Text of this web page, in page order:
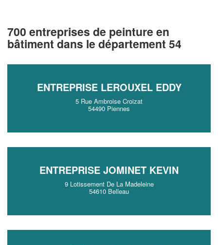
700 entreprises de peinture en
bâtiment dans le département 54
ENTREPRISE LEROUXEL EDDY
5 Rue Ambroise Croizat
54490 Piennes
ENTREPRISE JOMINET KEVIN
9 Lotissement De La Madeleine
54610 Belleau